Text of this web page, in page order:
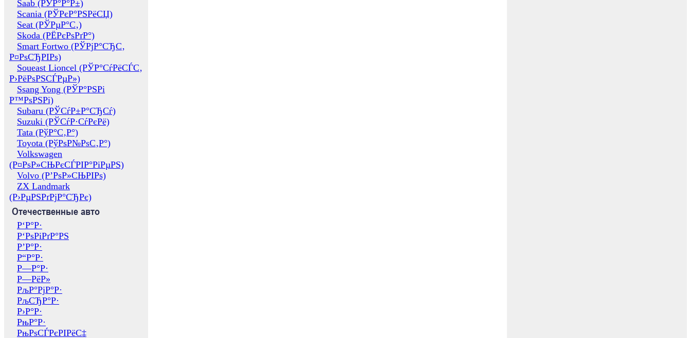
Saab (РЎР°Р°Р±)
Scania (РЎРєР°РЅРёСЏ)
Seat (РЎРµР°С‚)
Skoda (РЁРєРѕРґР°)
Smart Fortwo (РЎРјР°СЂС‚
Р¤РѕСЂРІРѕ)
Soueast Lioncel (РЎР°СѓРёСЃС‚
Р›РёРѕРЅСЃРµР»)
Ssang Yong (РЎР°РЅРі
Р™РѕРЅРі)
Subaru (РЎСѓР±Р°СЂСѓ)
Suzuki (РЎСѓР·СѓРєРё)
Tata (РўР°С‚Р°)
Toyota (РўРѕР№РѕС‚Р°)
Volkswagen
(Р¤РѕР»СЊРєСЃРІР°РіРµРЅ)
Volvo (Р’РѕР»СЊРІРѕ)
ZX Landmark
(Р›РµРЅРґРјР°СЂРє)
Отечественные авто
Р‘Р°Р·
Р‘РѕРіРґР°РЅ
Р’Р°Р·
Р“Р°Р·
Р—Р°Р·
Р—РёР»
РљР°РјР°Р·
РљСЂР°Р·
Р›Р°Р·
РњР°Р·
РњРѕСЃРєРІРёС‡